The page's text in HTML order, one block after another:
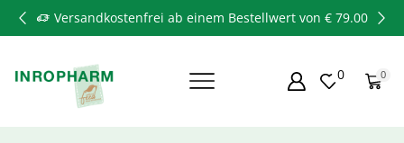
Versandkostenfrei ab einem Bestellwert von € 79.00
0 0